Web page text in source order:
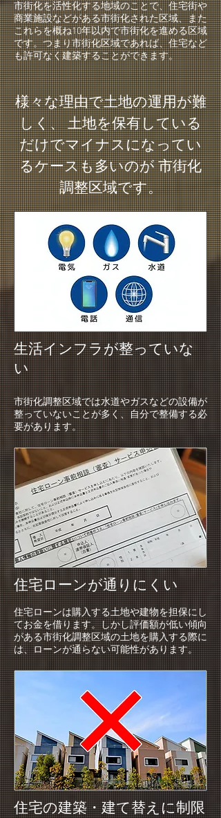
市街化を活性化する地域のことで、住宅街や
商業施設などがある市街化された区域、また
これらを概ね10年以内で市街化を進める区域
です。つまり市街化区域であれば、住宅など
も許可なく建築することができます。
様々な理由で土地の運用が難
しく、 土地を保有している
だけでマイナスになってい
るケースも多いのが 市街化
調整区域です。
生活インフラが整っていな
い
市街化調整区域では水道やガスなどの設備が
整っていないことが多く、自分で整備する必
要があります。
住宅ローンが通りにくい
住宅ローンは購入する土地や建物を担保にし
てお金を借ります。しかし評価額が低い傾向
がある市街化調整区域の土地を購入する際に
は、ローンが通らない可能性があります。
住宅の建築・建て替えに制限